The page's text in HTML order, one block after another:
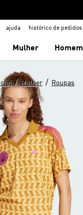
ajuda histórico de pedidos
Mulher Homem
/ Mulher / Roupas